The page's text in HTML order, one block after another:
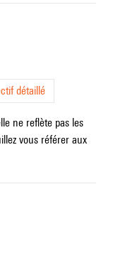
détaillé
ne reflète pas les
vous référer aux